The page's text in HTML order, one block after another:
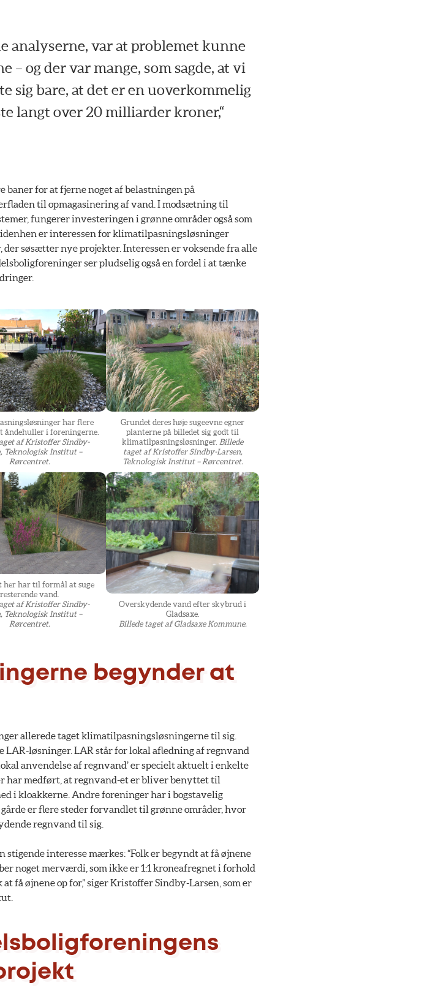
analyserne, var at problemet kunne
– og der var mange, som sagde, at vi
sig bare, at det er en uoverkommelig
langt over 20 milliarder kroner,“
for at fjerne noget af belastningen på
til opmagasinering af vand. I modsætning til
fungerer investeringen i grønne områder også som
er interessen for klimatilpasningsløsninger
søsætter nye projekter. Interessen er voksende fra alle
ser pludselig også en fordel i at tænke
har flere
åndehuller i foreningerne.
af Kristoffer Sindby-
Teknologisk Institut –
Rørcentret.
Grundet deres høje sugeevne egner
planterne på billedet sig godt til
klimatilpasningsløsninger. Billede
taget af Kristoffer Sindby-Larsen,
Teknologisk Institut – Rørcentret.
her har til formål at suge
resterende vand.
af Kristoffer Sindby-
Teknologisk Institut –
Rørcentret.
Overskydende vand efter skybrud i
Gladsaxe.
Billede taget af Gladsaxe Kommune.
begynder at
allerede taget klimatilpasningsløsningerne til sig.
løsninger. LAR står for lokal afledning af regnvand
anvendelse af regnvand’ er specielt aktuelt i enkelte
har medført, at regnvand-et er bliver benyttet til
i kloakkerne. Andre foreninger har i bogstavelig
er flere steder forvandlet til grønne områder, hvor
regnvand til sig.
interesse mærkes: “Folk er begyndt at få øjnene
noget merværdi, som ikke er 1:1 kroneafregnet i forhold
få øjnene op for,” siger Kristoffer Sindby-Larsen, som er